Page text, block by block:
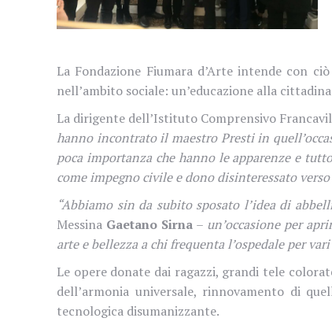
La Fondazione Fiumara d’Arte intende con
nell’ambito sociale: un’educazione alla
La dirigente dell’Istituto Comprensivo
hanno incontrato il maestro Presti in
poca importanza che hanno le apparenze e
come impegno civile e dono disinteressato
“Abbiamo sin da subito sposato l’idea di
Messina Gaetano Sirna– un’occasione per
arte e bellezza a chi frequenta l’ospedale per
Le opere donate dai ragazzi, grandi tele
dell’armonia universale, rinnovamento di
tecnologica disumanizzante.